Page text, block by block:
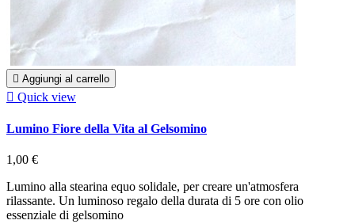
 Aggiungi al carrello
 Quick view
Lumino Fiore della Vita al Gelsomino
1,00 €
Lumino alla stearina equo solidale, per creare un'atmosfera
rilassante. Un luminoso regalo della durata di 5 ore con olio
essenziale di gelsomino